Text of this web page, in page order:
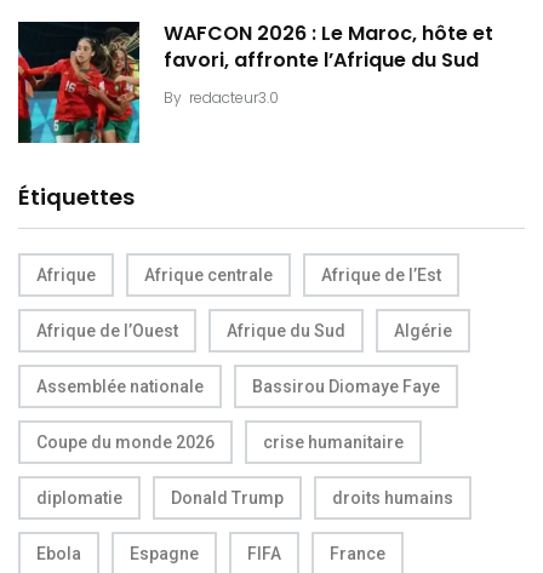
WAFCON 2026 : Le Maroc, hôte et
favori, affronte l’Afrique du Sud
By redacteur3.0
Étiquettes
Afrique Afrique centrale Afrique de l’Est
Afrique de l’Ouest Afrique du Sud Algérie
Assemblée nationale Bassirou Diomaye Faye
Coupe du monde 2026 crise humanitaire
diplomatie Donald Trump droits humains
Ebola Espagne FIFA France